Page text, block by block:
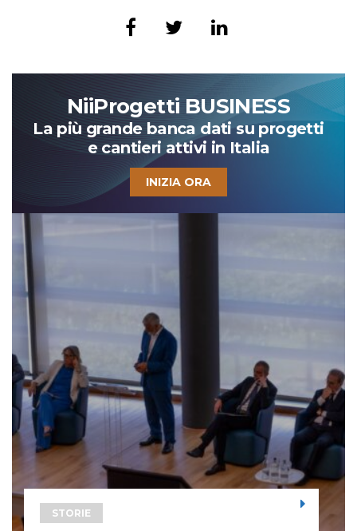
NiiProgetti BUSINESS
La più grande banca dati su progetti
e cantieri attivi in Italia
INIZIA ORA
STORIE